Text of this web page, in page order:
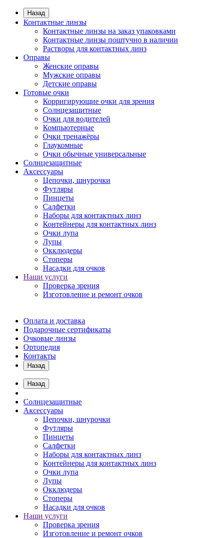
Назад
Контактные линзы
Контактные линзы на заказ упаковками
Контактные линзы поштучно в наличии
Растворы для контактных линз
Оправы
Женские оправы
Мужские оправы
Детские оправы
Готовые очки
Корригирующие очки для зрения
Солнцезащитные
Очки для водителей
Компьютерные
Очки тренажёры
Глаукомные
Очки обычные универсальные
Солнцезащитные
Аксессуары
Цепочки, шнурочки
Футляры
Пинцеты
Салфетки
Наборы для контактных линз
Контейнеры для контактных линз
Очки лупа
Лупы
Окклюдеры
Стоперы
Насадки для очков
Наши услуги
Проверка зрения
Изготовление и ремонт очков
Оплата и доставка
Подарочные сертификаты
Очковые линзы
Ортопедия
Контакты
Назад
Назад
Солнцезащитные
Аксессуары
Цепочки, шнурочки
Футляры
Пинцеты
Салфетки
Наборы для контактных линз
Контейнеры для контактных линз
Очки лупа
Лупы
Окклюдеры
Стоперы
Насадки для очков
Наши услуги
Проверка зрения
Изготовление и ремонт очков